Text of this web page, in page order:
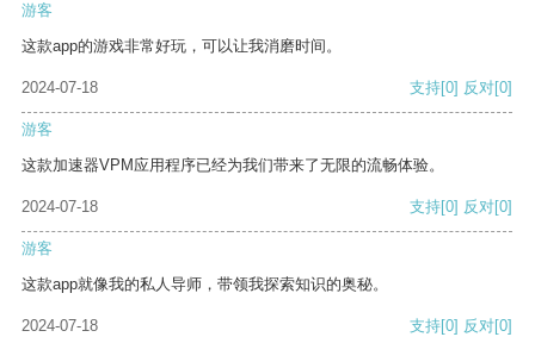
游客
这款app的游戏非常好玩，可以让我消磨时间。
2024-07-18 支持[0] 反对[0]
游客
这款加速器VPM应用程序已经为我们带来了无限的流畅体验。
2024-07-18 支持[0] 反对[0]
游客
这款app就像我的私人导师，带领我探索知识的奥秘。
2024-07-18 支持[0] 反对[0]